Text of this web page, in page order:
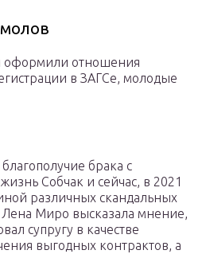
оформили отношения
в ЗАГСе, молодые
брака с
Собчак и сейчас, в 2021
различных скандальных
Лена Миро высказала мнение,
супругу в качестве
выгодных контрактов, а